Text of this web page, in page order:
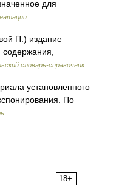
для
П.) издание
словарь-справочник
установленного
По
18+